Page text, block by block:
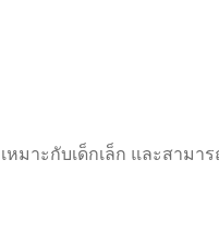
มาะกับเด็กเล็ก และสาม